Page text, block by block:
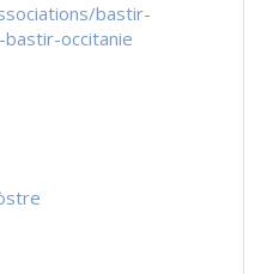
bastir-
occitanie